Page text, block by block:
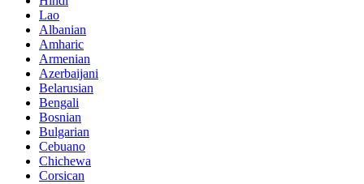
Lao
Albanian
Amharic
Armenian
Azerbaijani
Belarusian
Bengali
Bosnian
Bulgarian
Cebuano
Chichewa
Corsican